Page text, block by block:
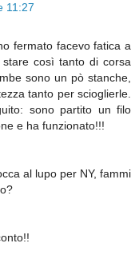
11:27
fermato facevo fatica a
così tanto di corsa
sono un pò stanche,
tanto per scioglierle.
sono partito un filo
e ha funzionato!!!
al lupo per NY, fammi